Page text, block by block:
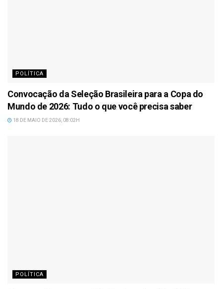
POLÍTICA
Convocação da Seleção Brasileira para a Copa do
Mundo de 2026: Tudo o que você precisa saber
18 DE MAIO DE 2026, 08:02H
POLÍTICA